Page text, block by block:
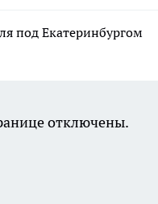
под Екатеринбургом
отключены.